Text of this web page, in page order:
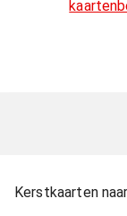
Kerstkaarten